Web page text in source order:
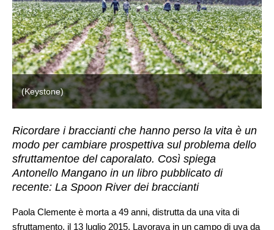
(Keystone)
Ricordare i braccianti che hanno perso la vita è un
modo per cambiare prospettiva sul problema dello
sfruttamentoe del caporalato. Così spiega
Antonello Mangano in un libro pubblicato di
recente: La Spoon River dei braccianti
Paola Clemente è morta a 49 anni, distrutta da una vita di
sfruttamento, il 13 luglio 2015. Lavorava in un campo di uva da